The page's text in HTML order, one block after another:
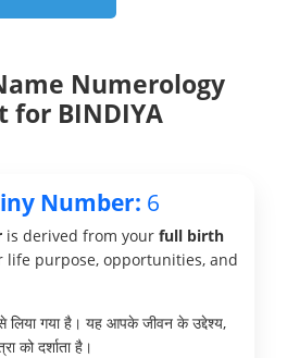
Numerology
for BINDIYA
Number: 6
is derived from your full birth
life purpose, opportunities, and
लिया गया है। यह आपके जीवन के उद्देश्य,
को दर्शाता है।